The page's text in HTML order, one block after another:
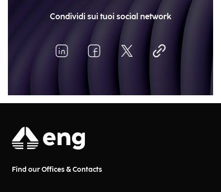
Condividi sui tuoi social network
Find our Offices & Contacts